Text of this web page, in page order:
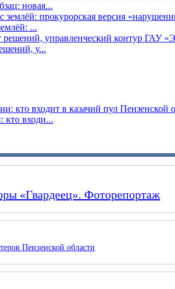
новая...
...
у...
входи...
«Гвардеец». Фоторепортаж
Пензенской области